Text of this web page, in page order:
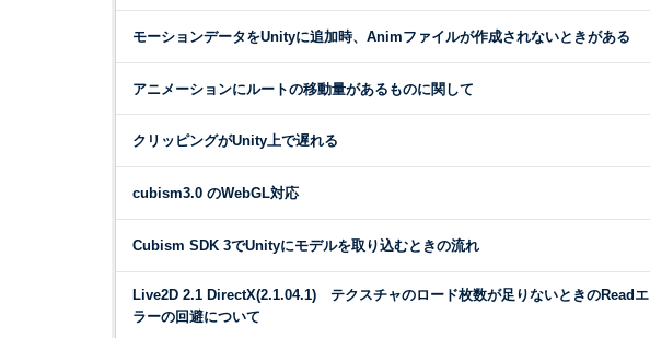
モーションデータをUnityに追加時、Animファイルが作成されないときがある
アニメーションにルートの移動量があるものに関して
クリッピングがUnity上で遅れる
cubism3.0 のWebGL対応
Cubism SDK 3でUnityにモデルを取り込むときの流れ
Live2D 2.1 DirectX(2.1.04.1) テクスチャのロード枚数が足りないときのReadエ
ラーの回避について